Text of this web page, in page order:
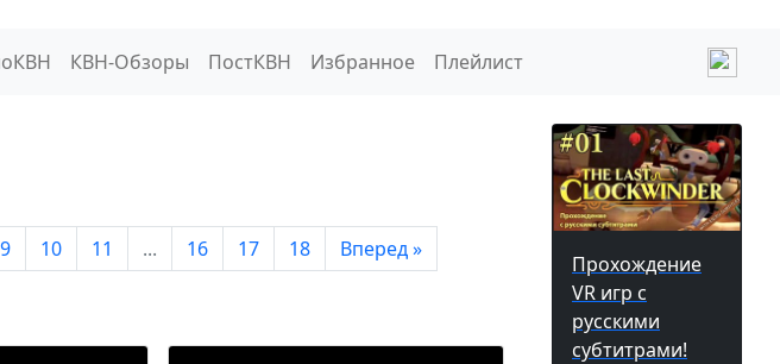
КВН-Обзоры ПостКВН Избранное Плейлист
9 10 11 ... 16 17 18
Вперед »
Прохождение
VR игр с
русскими
субтитрами!